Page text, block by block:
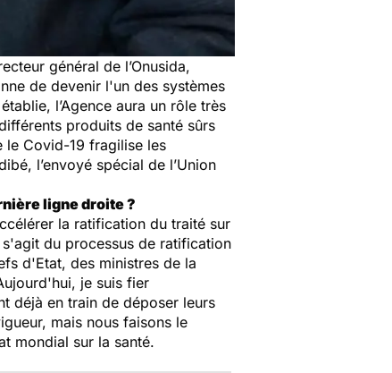
général de l’Onusida,
de devenir l'un des systèmes
l’Agence aura un rôle très
produits de santé sûrs
le Covid-19 fragilise les
l’envoyé spécial de l’Union
ligne droite ?
la ratification du traité sur
du processus de ratification
d'Etat, des ministres de la
je suis fier
déjà en train de déposer leurs
mais nous faisons le
mondial sur la santé.